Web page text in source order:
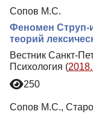
Сопов М.С.
Феномен Струп-
теорий
Вестник Санкт-
Психология (
250
Сопов М.С.,